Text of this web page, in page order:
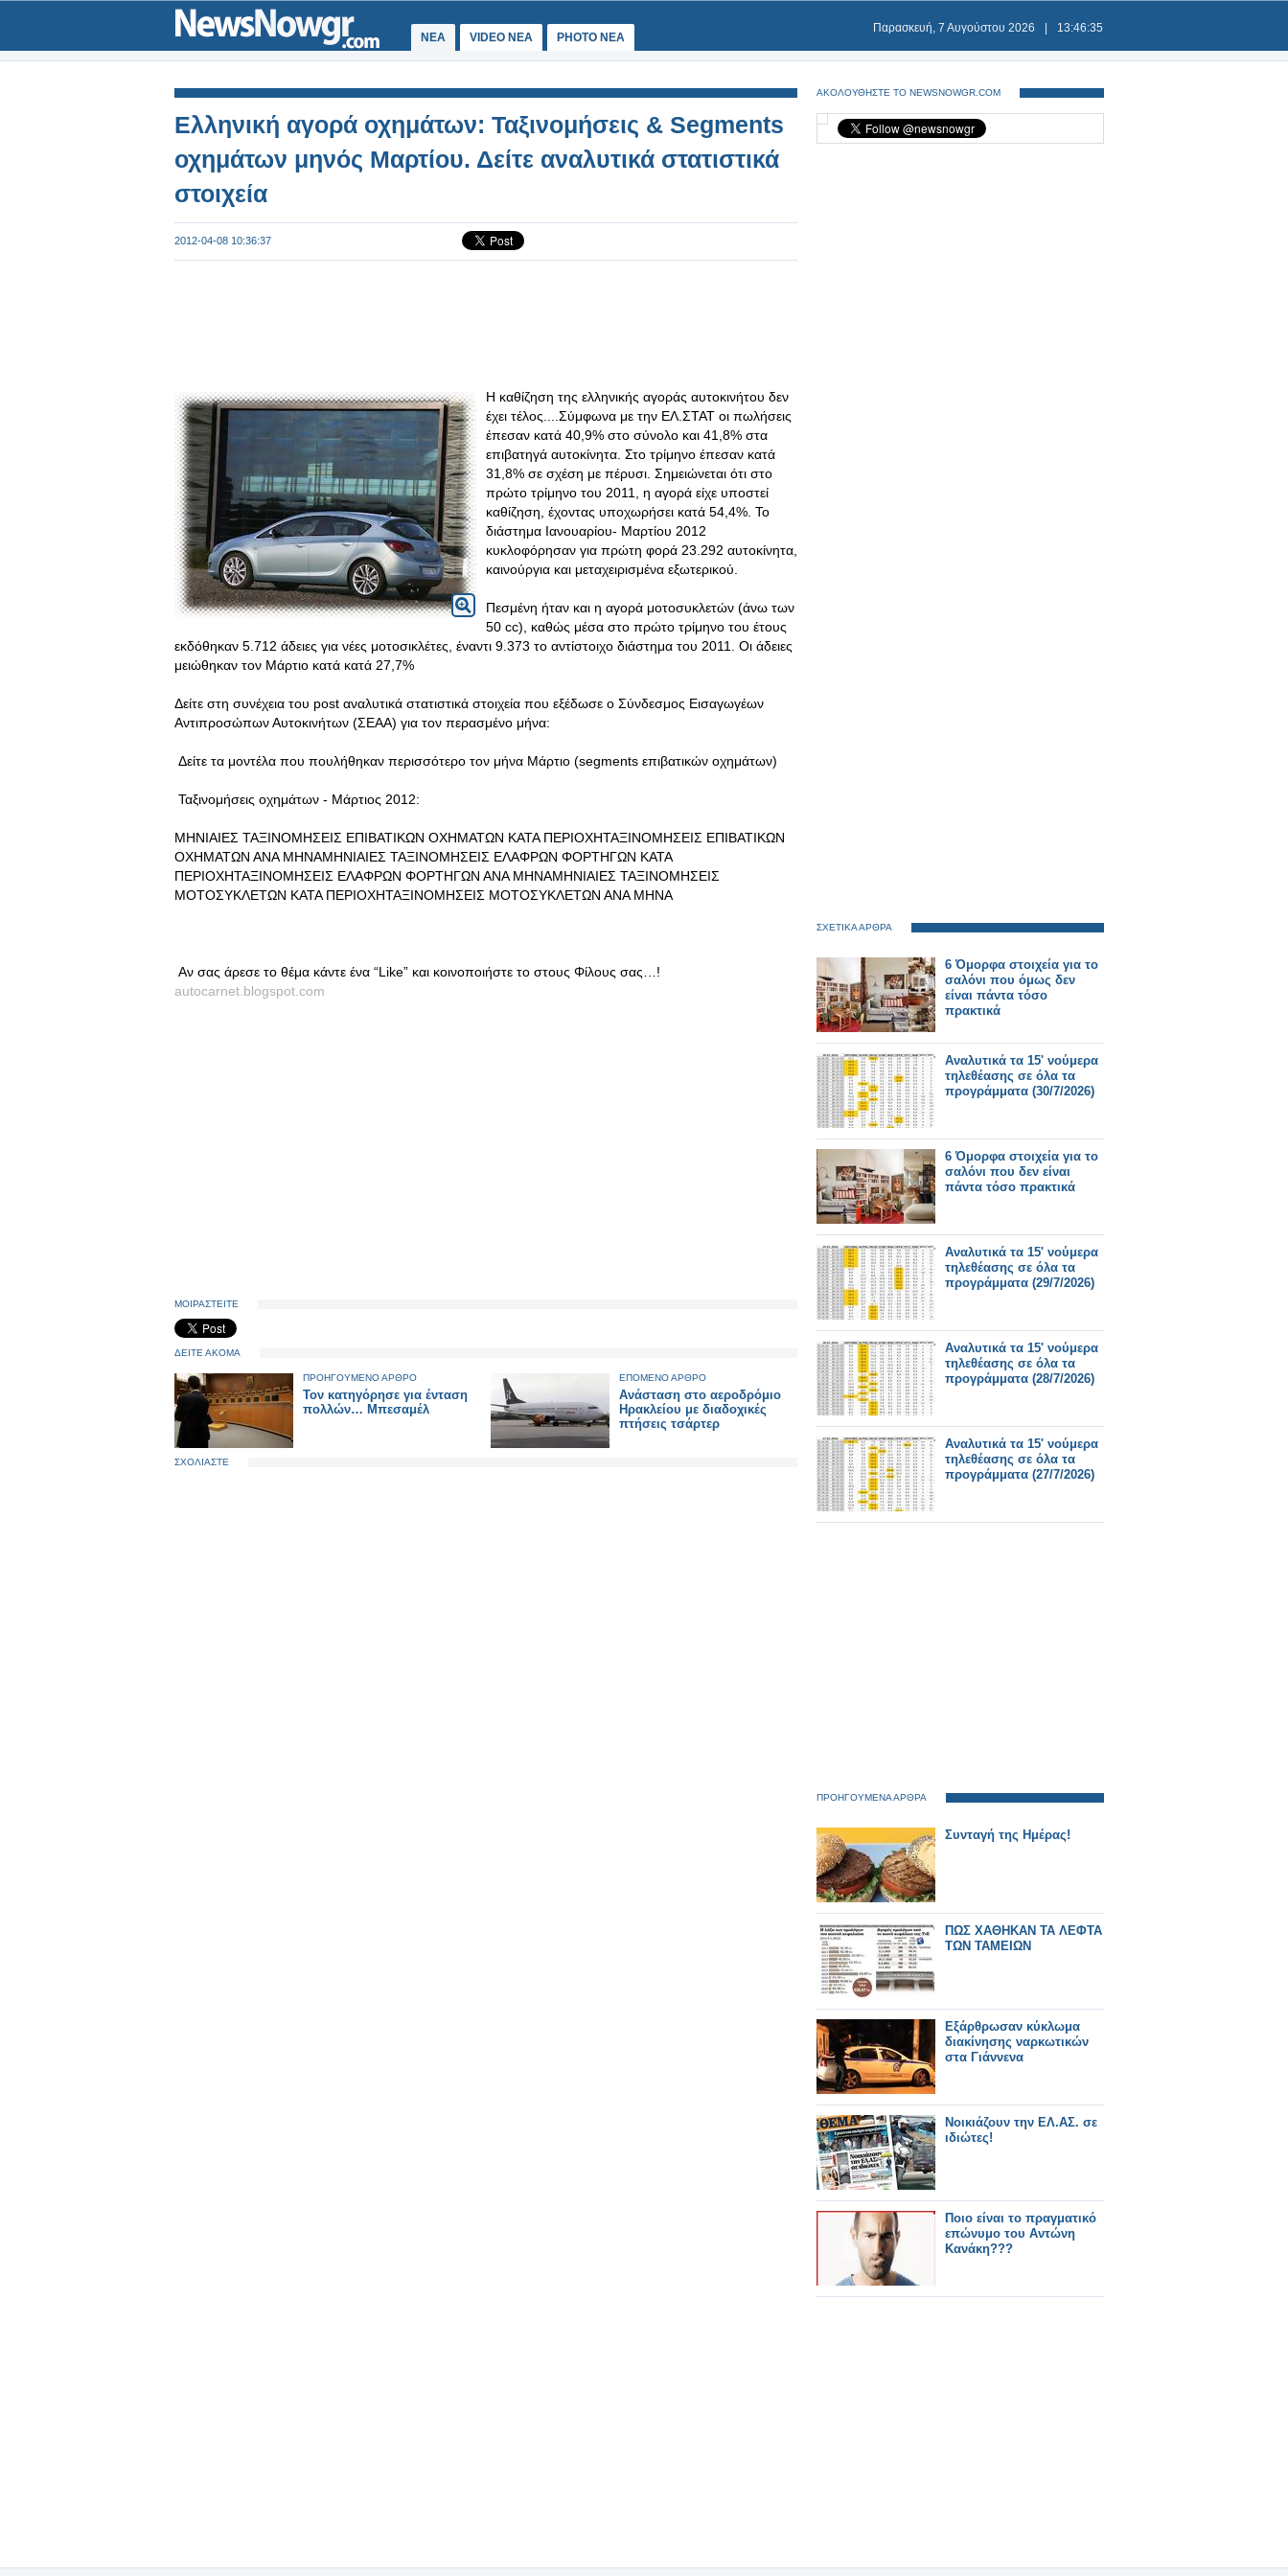
ΝΕΑ VIDEO NEA PHOTO NEA
Παρασκευή, 7 Αυγούστου 2026 13:46:35
Ελληνική αγορά οχημάτων: Ταξινομήσεις & Segments
οχημάτων μηνός Μαρτίου. Δείτε αναλυτικά στατιστικά
στοιχεία
2012-04-08 10:36:37
Η καθίζηση της ελληνικής αγοράς αυτοκινήτου δεν
έχει τέλος....Σύμφωνα με την ΕΛ.ΣΤΑΤ οι πωλήσεις
έπεσαν κατά 40,9% στο σύνολο και 41,8% στα
επιβατηγά αυτοκίνητα. Στο τρίμηνο έπεσαν κατά
31,8% σε σχέση με πέρυσι. Σημειώνεται ότι στο
πρώτο τρίμηνο του 2011, η αγορά είχε υποστεί
καθίζηση, έχοντας υποχωρήσει κατά 54,4%. Το
διάστημα Ιανουαρίου- Μαρτίου 2012
κυκλοφόρησαν για πρώτη φορά 23.292 αυτοκίνητα,
καινούργια και μεταχειρισμένα εξωτερικού.
Πεσμένη ήταν και η αγορά μοτοσυκλετών (άνω των
50 cc), καθώς μέσα στο πρώτο τρίμηνο του έτους
εκδόθηκαν 5.712 άδειες για νέες μοτοσικλέτες, έναντι 9.373 το αντίστοιχο διάστημα του 2011. Οι άδειες
μειώθηκαν τον Μάρτιο κατά κατά 27,7%
Δείτε στη συνέχεια του post αναλυτικά στατιστικά στοιχεία που εξέδωσε ο Σύνδεσμος Εισαγωγέων
Αντιπροσώπων Αυτοκινήτων (ΣΕΑΑ) για τον περασμένο μήνα:
Δείτε τα μοντέλα που πουλήθηκαν περισσότερο τον μήνα Μάρτιο (segments επιβατικών οχημάτων)
Ταξινομήσεις οχημάτων - Μάρτιος 2012:
ΜΗΝΙΑΙΕΣ ΤΑΞΙΝΟΜΗΣΕΙΣ ΕΠΙΒΑΤΙΚΩΝ ΟΧΗΜΑΤΩΝ ΚΑΤΑ ΠΕΡΙΟΧΗΤΑΞΙΝΟΜΗΣΕΙΣ ΕΠΙΒΑΤΙΚΩΝ
ΟΧΗΜΑΤΩΝ ΑΝΑ ΜΗΝΑΜΗΝΙΑΙΕΣ ΤΑΞΙΝΟΜΗΣΕΙΣ ΕΛΑΦΡΩΝ ΦΟΡΤΗΓΩΝ ΚΑΤΑ
ΠΕΡΙΟΧΗΤΑΞΙΝΟΜΗΣΕΙΣ ΕΛΑΦΡΩΝ ΦΟΡΤΗΓΩΝ ΑΝΑ ΜΗΝΑΜΗΝΙΑΙΕΣ ΤΑΞΙΝΟΜΗΣΕΙΣ
MOTOΣΥΚΛΕΤΩΝ ΚΑΤΑ ΠΕΡΙΟΧΗΤΑΞΙΝΟΜΗΣΕΙΣ ΜΟΤΟΣΥΚΛΕΤΩΝ ΑΝΑ ΜΗΝΑ
Αν σας άρεσε το θέμα κάντε ένα “Like” και κοινοποιήστε το στους Φίλους σας…!
autocarnet.blogspot.com
ΜΟΙΡΑΣΤΕΙΤΕ
ΔΕΙΤΕ ΑΚΟΜΑ
ΠΡΟΗΓΟΥΜΕΝΟ ΑΡΘΡΟ
Τον κατηγόρησε για ένταση
πολλών… Μπεσαμέλ
ΕΠΟΜΕΝΟ ΑΡΘΡΟ
Ανάσταση στο αεροδρόμιο
Ηρακλείου με διαδοχικές
πτήσεις τσάρτερ
ΣΧΟΛΙΑΣΤΕ
ΑΚΟΛΟΥΘΗΣΤΕ ΤΟ NEWSNOWGR.COM
ΣΧΕΤΙΚΑ ΑΡΘΡΑ
6 Όμορφα στοιχεία για το
σαλόνι που όμως δεν
είναι πάντα τόσο
πρακτικά
Αναλυτικά τα 15' νούμερα
τηλεθέασης σε όλα τα
προγράμματα (30/7/2026)
6 Όμορφα στοιχεία για το
σαλόνι που δεν είναι
πάντα τόσο πρακτικά
Αναλυτικά τα 15' νούμερα
τηλεθέασης σε όλα τα
προγράμματα (29/7/2026)
Αναλυτικά τα 15' νούμερα
τηλεθέασης σε όλα τα
προγράμματα (28/7/2026)
Αναλυτικά τα 15' νούμερα
τηλεθέασης σε όλα τα
προγράμματα (27/7/2026)
ΠΡΟΗΓΟΥΜΕΝΑ ΑΡΘΡΑ
Συνταγή της Ημέρας!
ΠΩΣ ΧΑΘΗΚΑΝ ΤΑ ΛΕΦΤΑ
ΤΩΝ ΤΑΜΕΙΩΝ
Εξάρθρωσαν κύκλωμα
διακίνησης ναρκωτικών
στα Γιάννενα
Νοικιάζουν την ΕΛ.ΑΣ. σε
ιδιώτες!
Ποιο είναι το πραγματικό
επώνυμο του Αντώνη
Κανάκη???